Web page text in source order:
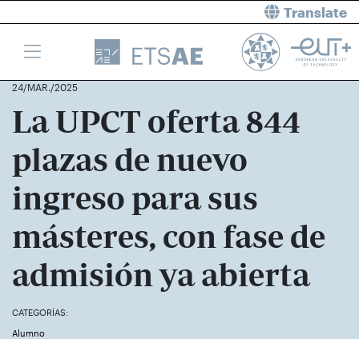
Translate
24/MAR./2025
La UPCT oferta 844
plazas de nuevo
ingreso para sus
másteres, con fase de
admisión ya abierta
CATEGORÍAS:
Alumno